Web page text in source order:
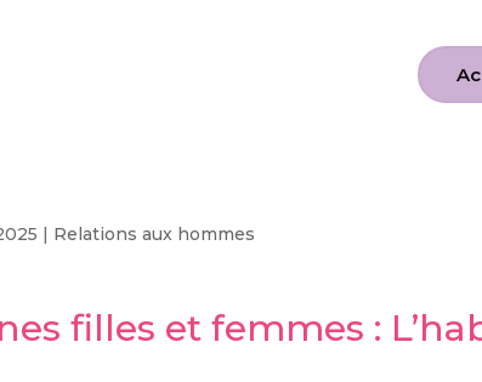
| Relations aux hommes
filles et femmes :